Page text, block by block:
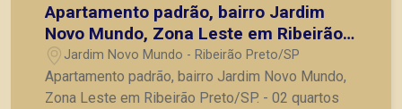
Apartamento padrão, bairro Jardim
Novo Mundo, Zona Leste em Ribeirão
Preto/SP.
Jardim Novo Mundo - Ribeirão Preto/SP
Apartamento padrão, bairro Jardim Novo Mundo,
Zona Leste em Ribeirão Preto/SP. - 02 quartos